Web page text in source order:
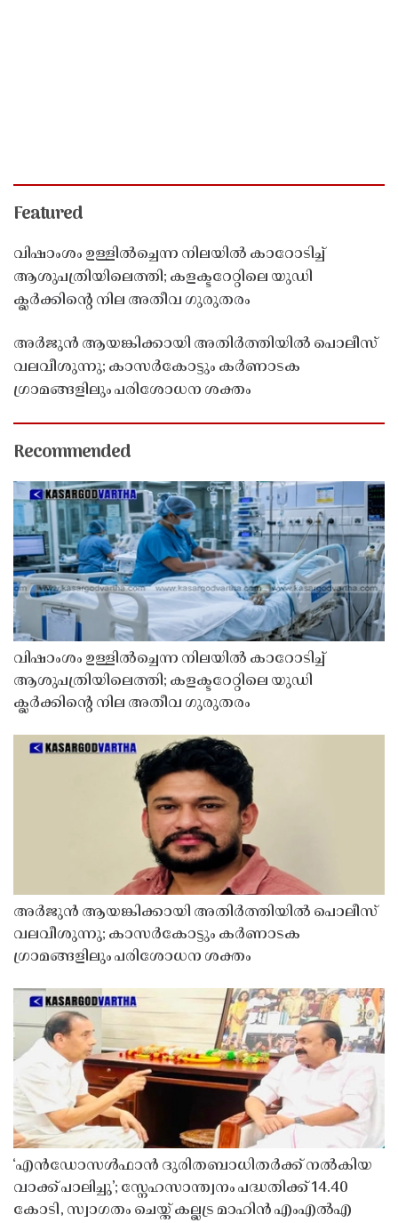
Featured
വിഷാംശം ഉള്ളിൽച്ചെന്ന നിലയിൽ കാറോടിച്ച്
ആശുപത്രിയിലെത്തി; കളക്ടറേറ്റിലെ യുഡി
ക്ലർക്കിൻ്റെ നില അതീവ ഗുരുതരം
അർജുൻ ആയങ്കിക്കായി അതിർത്തിയിൽ പൊലീസ്
വലവീശുന്നു; കാസർകോട്ടും കർണാടക
ഗ്രാമങ്ങളിലും പരിശോധന ശക്തം
Recommended
വിഷാംശം ഉള്ളിൽച്ചെന്ന നിലയിൽ കാറോടിച്ച്
ആശുപത്രിയിലെത്തി; കളക്ടറേറ്റിലെ യുഡി
ക്ലർക്കിൻ്റെ നില അതീവ ഗുരുതരം
അർജുൻ ആയങ്കിക്കായി അതിർത്തിയിൽ പൊലീസ്
വലവീശുന്നു; കാസർകോട്ടും കർണാടക
ഗ്രാമങ്ങളിലും പരിശോധന ശക്തം
‘എൻഡോസൾഫാൻ ദുരിതബാധിതർക്ക് നൽകിയ
വാക്ക് പാലിച്ചു’; സ്നേഹസാന്ത്വനം പദ്ധതിക്ക് 14.40
കോടി, സ്വാഗതം ചെയ്ത് കല്ലട്ര മാഹിൻ എംഎൽഎ